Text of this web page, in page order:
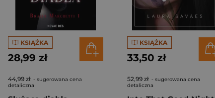
KSIĄŻKA
28,99 zł
44,99 zł - sugerowana cena
detaliczna
KSIĄŻKA
33,50 zł
52,99 zł - sugerowana cena
detaliczna